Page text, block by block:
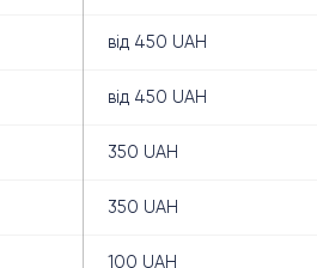
від 450 UAH
від 450 UAH
350 UAH
350 UAH
100 UAH